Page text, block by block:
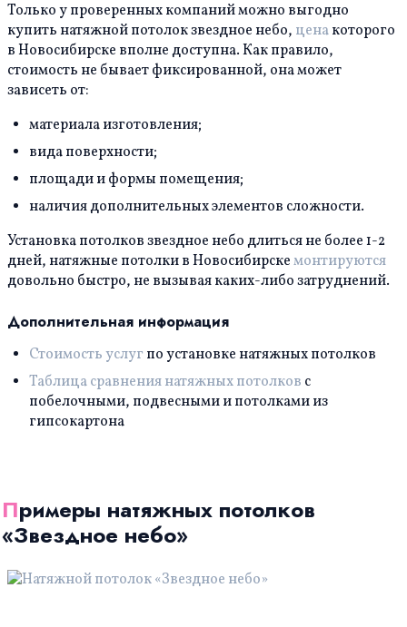
Только у проверенных компаний можно выгодно
купить натяжной потолок звездное небо, ценакоторого
в Новосибирске вполне доступна. Как правило,
стоимость не бывает фиксированной, она может
зависеть от:
материала изготовления;
вида поверхности;
площади и формы помещения;
наличия дополнительных элементов сложности.
Установка потолков звездное небо длиться не более 1-2
дней, натяжные потолки в Новосибирскемонтируются
довольно быстро, не вызывая каких-либо затруднений.
Дополнительная информация
Стоимость услуг по установке натяжных потолков
Таблица сравнения натяжных потолков с
побелочными, подвесными и потолками из
гипсокартона
Примеры натяжных потолков
«Звездное небо»